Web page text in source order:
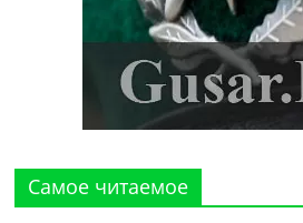
Самое читаемое